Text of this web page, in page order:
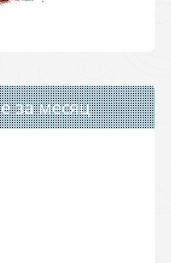
за месяц